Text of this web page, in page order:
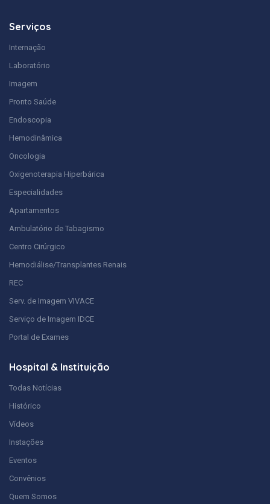
Serviços
Internação
Laboratório
Imagem
Pronto Saúde
Endoscopia
Hemodinâmica
Oncologia
Oxigenoterapia Hiperbárica
Especialidades
Apartamentos
Ambulatório de Tabagismo
Centro Cirúrgico
Hemodiálise/Transplantes Renais
REC
Serv. de Imagem VIVACE
Serviço de Imagem IDCE
Portal de Exames
Hospital & Instituição
Todas Notícias
Histórico
Vídeos
Instações
Eventos
Convênios
Quem Somos